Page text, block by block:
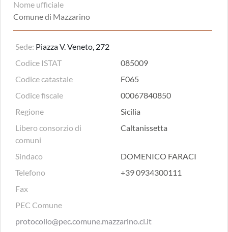
Nome ufficiale
Comune di Mazzarino
Sede: Piazza V. Veneto, 272
Codice ISTAT
085009
Codice catastale
F065
Codice fiscale
00067840850
Regione
Sicilia
Libero consorzio di
comuni
Caltanissetta
Sindaco
DOMENICO FARACI
Telefono
+39 0934300111
Fax
PEC Comune
protocollo@pec.comune.mazzarino.cl.it